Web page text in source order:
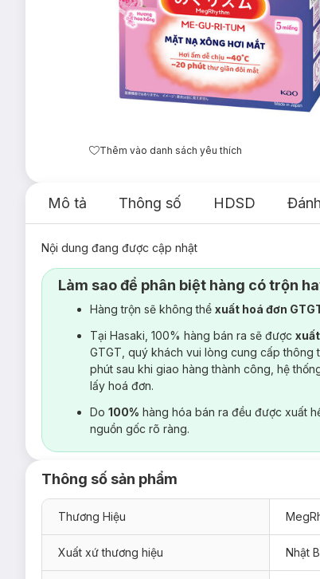
Thêm vào danh sách yêu thích
Mô tả Thông số HDSD
Nội dung đang được cập nhật
Làm sao để phân biệt hàng có trộn
Hàng trộn sẽ không thể xuất hoá đơn
Tại Hasaki, 100% hàng bán ra sẽ được
GTGT, quý khách vui lòng cung cấp thông
phút sau khi giao hàng thành công, hệ
lấy hoá đơn.
Do 100% hàng hóa bán ra đều được xuất
nguồn gốc rõ ràng.
Thông số sản phẩm
Thương Hiệu
Xuất xứ thương hiệu Nhật